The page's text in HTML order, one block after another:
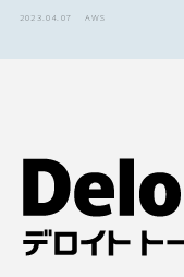
2023.04.07 AWS